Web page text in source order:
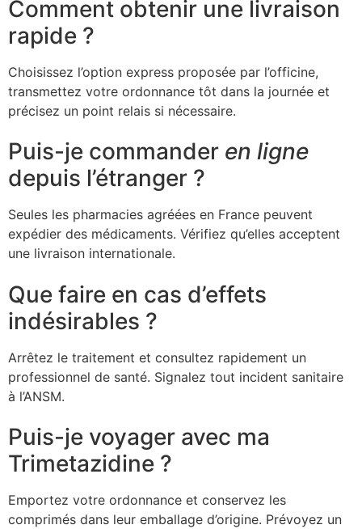
Comment obtenir une livraison
rapide ?
Choisissez l’option express proposée par l’officine,
transmettez votre ordonnance tôt dans la journée et
précisez un point relais si nécessaire.
Puis-je commander en ligne
depuis l’étranger ?
Seules les pharmacies agréées en France peuvent
expédier des médicaments. Vérifiez qu’elles acceptent
une livraison internationale.
Que faire en cas d’effets
indésirables ?
Arrêtez le traitement et consultez rapidement un
professionnel de santé. Signalez tout incident sanitaire
à l’ANSM.
Puis-je voyager avec ma
Trimetazidine ?
Emportez votre ordonnance et conservez les
comprimés dans leur emballage d’origine. Prévoyez un